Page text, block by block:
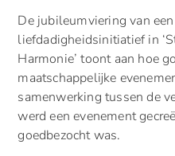
De jubileumviering van
liefdadigheidsinitiatief in
Harmonie’ toont aan hoe
maatschappelijke
samenwerking tussen de
werd een evenement
goedbezocht was.